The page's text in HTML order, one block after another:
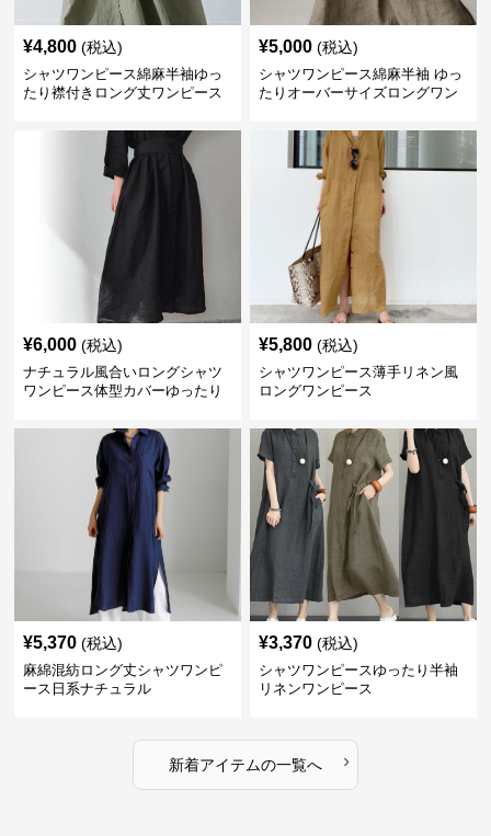
¥4,800 (税込)
シャツワンピース綿麻半袖ゆっ
たり襟付きロング丈ワンピース
¥5,000 (税込)
シャツワンピース綿麻半袖 ゆっ
たりオーバーサイズロングワン
¥6,000 (税込)
ナチュラル風合いロングシャツ
ワンピース体型カバーゆったり
¥5,800 (税込)
シャツワンピース薄手リネン風
ロングワンピース
¥5,370 (税込)
麻綿混紡ロング丈シャツワンピ
ース日系ナチュラル
¥3,370 (税込)
シャツワンピースゆったり半袖
リネンワンピース
新着アイテムの一覧へ ›